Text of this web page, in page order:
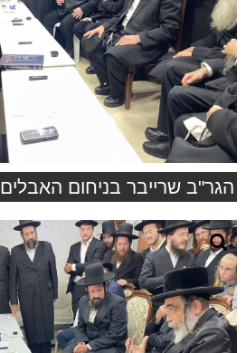
הגר"ב שרייבר בניחום האבלים